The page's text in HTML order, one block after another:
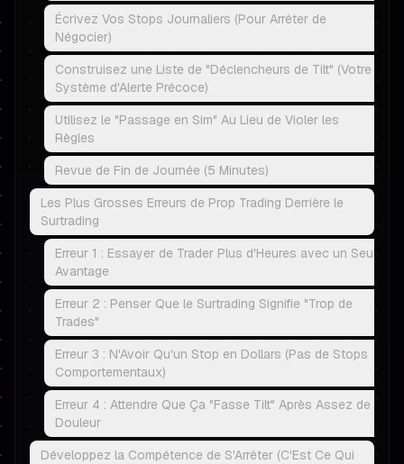
Écrivez Vos Stops Journaliers (Pour Arrêter de
Négocier)
Construisez une Liste de "Déclencheurs de Tilt" (Votre
Système d'Alerte Précoce)
Utilisez le "Passage en Sim" Au Lieu de Violer les
Règles
Revue de Fin de Journée (5 Minutes)
Les Plus Grosses Erreurs de Prop Trading Derrière le
Surtrading
Erreur 1 : Essayer de Trader Plus d'Heures avec un Seul
Avantage
Erreur 2 : Penser Que le Surtrading Signifie "Trop de
Trades"
Erreur 3 : N'Avoir Qu'un Stop en Dollars (Pas de Stops
Comportementaux)
Erreur 4 : Attendre Que Ça "Fasse Tilt" Après Assez de
Douleur
Développez la Compétence de S'Arrêter (C'Est Ce Qui